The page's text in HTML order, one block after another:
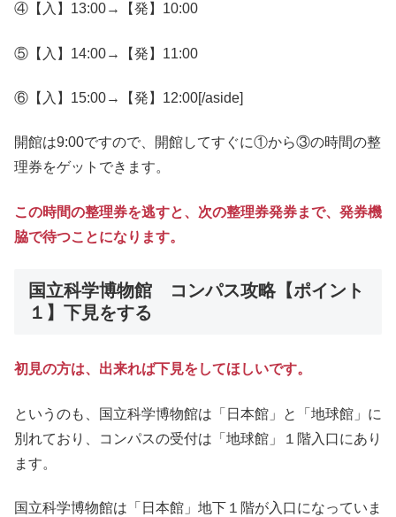
④【入】13:00→【発】10:00
⑤【入】14:00→【発】11:00
⑥【入】15:00→【発】12:00[/aside]
開館は9:00ですので、開館してすぐに①から③の時間の整
理券をゲットできます。
この時間の整理券を逃すと、次の整理券発券まで、発券機
脇で待つことになります。
国立科学博物館 コンパス攻略【ポイント
１】下見をする
初見の方は、出来れば下見をしてほしいです。
というのも、国立科学博物館は「日本館」と「地球館」に
別れており、コンパスの受付は「地球館」１階入口にあり
ます。
国立科学博物館は「日本館」地下１階が入口になっていま